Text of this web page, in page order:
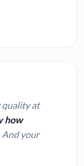
quality at
how
And your